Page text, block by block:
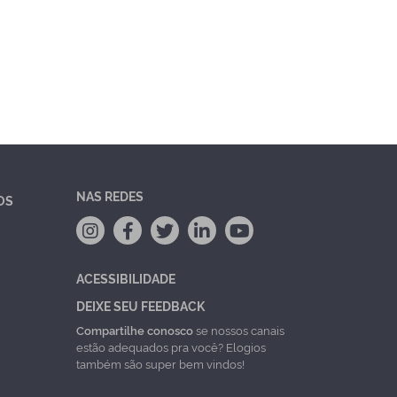
NAS REDES
ACESSIBILIDADE
DEIXE SEU FEEDBACK
Compartilhe conoscose nossos canais
estão adequados pra você? Elogios
também são super bem vindos!